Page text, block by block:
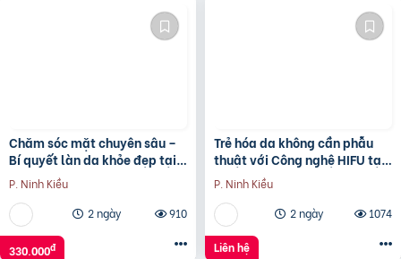
Chăm sóc mặt chuyên sâu –
Bí quyết làn da khỏe đẹp tại
Eva Spa Cần Thơ
P. Ninh Kiều
2 ngày
910
330.000đ
Trẻ hóa da không cần phẫu
thuật với Công nghệ HIFU tại
Eva Spa Cần Thơ
P. Ninh Kiều
2 ngày
1074
Liên hệ